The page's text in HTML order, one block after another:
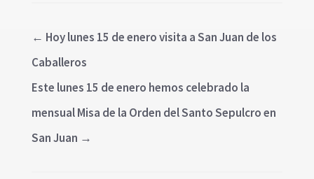
← Hoy lunes 15 de enero visita a San Juan de los
Caballeros
Este lunes 15 de enero hemos celebrado la
mensual Misa de la Orden del Santo Sepulcro en
San Juan →